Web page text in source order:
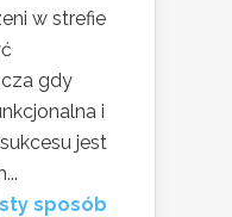
w strefie
gdy
i
jest
sposób